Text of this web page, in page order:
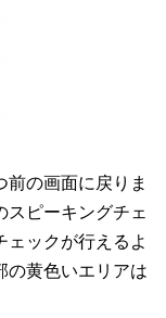
の画面に戻りま
スピーキングチェ
ェックが行えるよ
の黄色いエリアは